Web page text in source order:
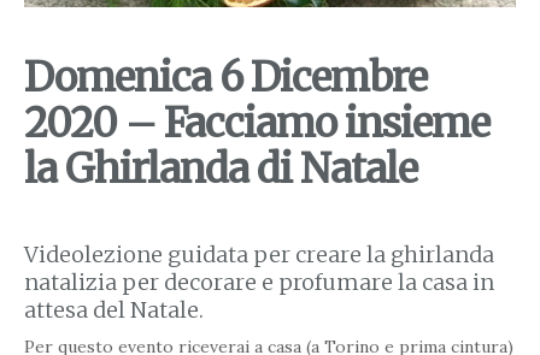
Domenica 6 Dicembre
2020 – Facciamo insieme
la Ghirlanda di Natale
Videolezione guidata per creare la ghirlanda
natalizia per decorare e profumare la casa in
attesa del Natale.
Per questo evento riceverai a casa (a Torino e prima cintura)